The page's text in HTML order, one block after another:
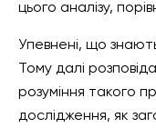
цього аналізу,
Упевнені, що
Тому далі
розуміння такого
дослідження, як